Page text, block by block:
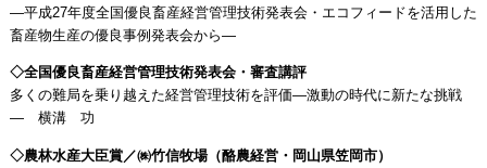
―平成27年度全国優良畜産経営管理技術発表会・エコフィードを活用した
畜産物生産の優良事例発表会から―
◇全国優良畜産経営管理技術発表会・審査講評
多くの難局を乗り越えた経営管理技術を評価―激動の時代に新たな挑戦
― 横溝 功
◇農林水産大臣賞／㈱竹信牧場（酪農経営・岡山県笠岡市）